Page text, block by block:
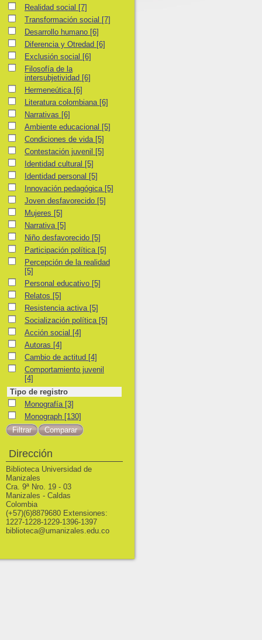
Realidad social
Realidad social [7]
Transformación social
Transformación social [7]
Desarrollo humano
Desarrollo humano [6]
Diferencia y Otredad
Diferencia y Otredad [6]
Exclusión social
Exclusión social [6]
Filosofía de la intersubjetividad
Filosofía de la
intersubjetividad [6]
Hermeneútica
Hermeneútica [6]
Literatura colombiana
Literatura colombiana [6]
NarrativasNarrativas [6]
Ambiente educacional
Ambiente educacional [5]
Condiciones de vida
Condiciones de vida [5]
Contestación juvenil
Contestación juvenil
[5]
Identidad cultural
Identidad cultural [5]
Identidad personal
Identidad personal [5]
Innovación pedagógica
Innovación pedagógica [5]
Joven desfavorecido
Joven desfavorecido [5]
MujeresMujeres [5]
NarrativaNarrativa [5]
Niño desfavorecido
Niño desfavorecido [5]
Participación política
Participación política [5]
Percepción de la realidad
Percepción de la realidad
[5]
Personal educativo
Personal educativo [5]
RelatosRelatos [5]
Resistencia activa
Resistencia activa [5]
Socialización política
Socialización política [5]
Acción social
Acción social [4]
AutorasAutoras [4]
Cambio de actitud
Cambio de actitud [4]
Comportamiento juvenil
Comportamiento juvenil
[4]
Tipo de registro
Monografía
Monografía [3]
Monograph
Monograph [130]
Dirección
Biblioteca Universidad de
Manizales
Cra. 9ª Nro. 19 - 03
Manizales - Caldas
Colombia
(+57)(6)8879680 Extensiones:
1227-1228-1229-1396-1397
biblioteca@umanizales.edu.co